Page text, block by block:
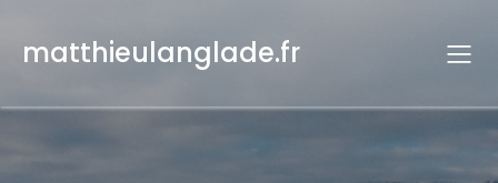
contenu
matthieulanglade.fr